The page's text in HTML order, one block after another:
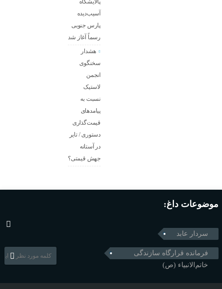
پالایشگاه
آسیب‌دیده
پارس جنوبی
رسماً آغاز شد
هشدار
سخنگوی
انجمن
لاستیک
نسبت به
پیامدهای
قیمت‌گذاری
دستوری / تایر
در آستانه
جهش قیمتی؟
موضوعات داغ:
سردار عابد
فرمانده قرارگاه سازندگی
خاتم‌الانبیاء (ص)